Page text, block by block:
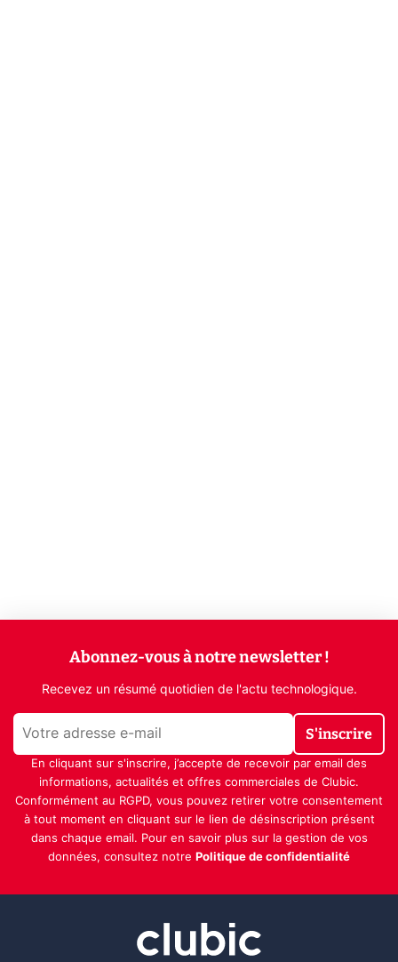
Abonnez-vous à notre newsletter !
Recevez un résumé quotidien de l'actu technologique.
S'inscrire
En cliquant sur s'inscrire, j’accepte de recevoir par email des
informations, actualités et offres commerciales de Clubic.
Conformément au RGPD, vous pouvez retirer votre consentement
à tout moment en cliquant sur le lien de désinscription présent
dans chaque email. Pour en savoir plus sur la gestion de vos
données, consultez notre Politique de confidentialité